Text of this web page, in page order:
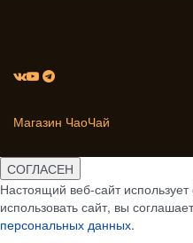
Магазин ЧаоЧай
СОГЛАСЕН
Настоящий веб-сайт
использовать сайт, вы
персональных данных.